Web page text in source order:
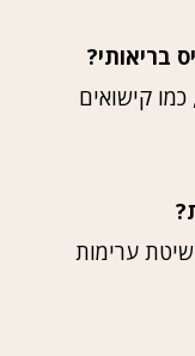
בריאותי?
קישואים
ערימות